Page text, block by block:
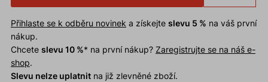
Přihlaste se k odběru novinek a získejte slevu 5 % na váš první
nákup.
Chcete slevu 10 %* na první nákup? Zaregistrujte se na náš e-
shop.
Slevu nelze uplatnitna již zlevněné zboží.